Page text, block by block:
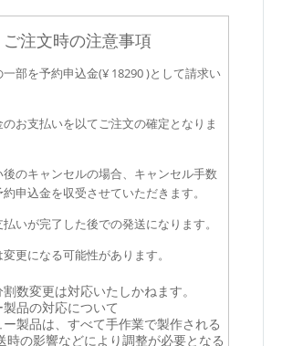
ご注文時の注意事項
部を予約申込金(¥ 18290 )として請求い
お支払いを以てご注文の確定となりま
のキャンセルの場合、キャンセル手数
申込金を収受させていただきます。
いが完了した後での発送になります。
更になる可能性があります。
数変更は対応いたしかねます。
品の対応について
製品は、すべて手作業で製作される
時の影響などにより調整が必要となる